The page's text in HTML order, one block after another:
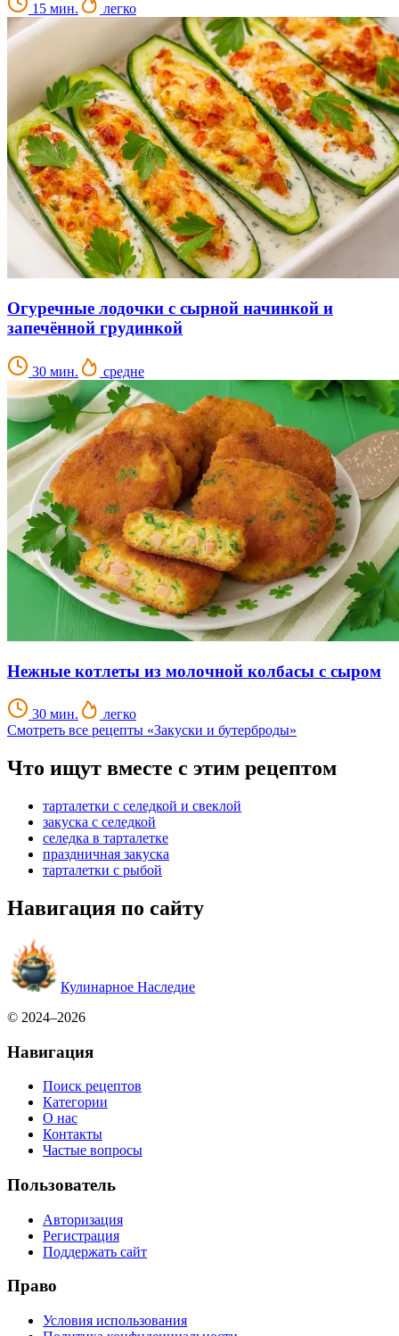
15 мин. легко
Огуречные лодочки с сырной начинкой и
запечённой грудинкой
30 мин. средне
Нежные котлеты из молочной колбасы с сыром
30 мин.
легко
Смотреть все рецепты «Закуски и бутерброды»
Что ищут вместе с этим рецептом
тарталетки с селедкой и свеклой
закуска с селедкой
селедка в тарталетке
праздничная закуска
тарталетки с рыбой
Навигация по сайту
Кулинарное Наследие
© 2024–2026
Навигация
Поиск рецептов
Категории
О нас
Контакты
Частые вопросы
Пользователь
Авторизация
Регистрация
Поддержать сайт
Право
Условия использования